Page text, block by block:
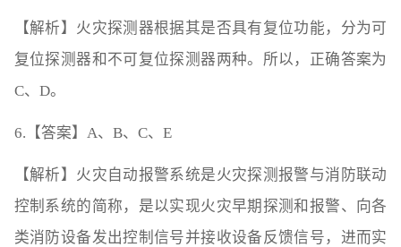
【解析】火灾探测器根据其是否具有复位功能，分为可
复位探测器和不可复位探测器两种。所以，正确答案为
C、D。
6.【答案】A、B、C、E
【解析】火灾自动报警系统是火灾探测报警与消防联动
控制系统的简称，是以实现火灾早期探测和报警、向各
类消防设备发出控制信号并接收设备反馈信号，进而实